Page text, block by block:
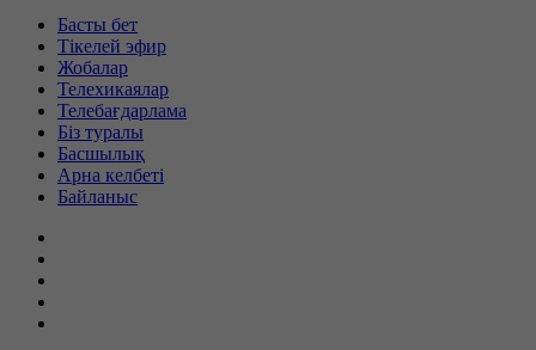
Басты бет
Тікелей эфир
Жобалар
Телехикаялар
Телебағдарлама
Біз туралы
Басшылық
Арна келбеті
Байланыс